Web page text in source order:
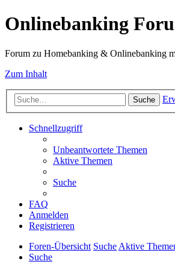
Onlinebanking
Forum zu Homebanking & Onlinebanking
Zum Inhalt
Suche
Schnellzugriff
Unbeantwortete Themen
Aktive Themen
Suche
FAQ
Anmelden
Registrieren
Foren-Übersicht SucheAktive
Suche